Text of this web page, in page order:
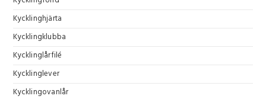
Kycklinghjärta
Kycklingklubba
Kycklinglårfilé
Kycklinglever
Kycklingovanlår